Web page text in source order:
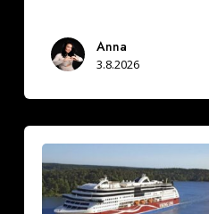
Anna
3.8.2026
29.8.2026
Varaa